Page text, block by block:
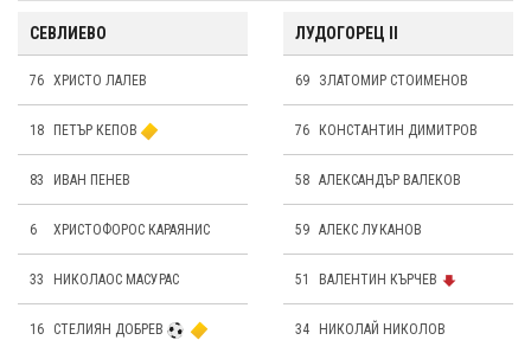
СЕВЛИЕВО
76 ХРИСТО ЛАЛЕВ
18 ПЕТЪР КЕПОВ
83 ИВАН ПЕНЕВ
6 ХРИСТОФОРОС КАРАЯНИС
33 НИКОЛАОС МАСУРАС
16 СТЕЛИЯН ДОБРЕВ
ЛУДОГОРЕЦ II
69 ЗЛАТОМИР СТОИМЕНОВ
76 КОНСТАНТИН ДИМИТРОВ
58 АЛЕКСАНДЪР ВАЛЕКОВ
59 АЛЕКС ЛУКАНОВ
51 ВАЛЕНТИН КЪРЧЕВ
34 НИКОЛАЙ НИКОЛОВ